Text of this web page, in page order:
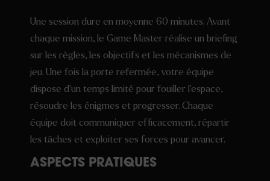
Une session dure en moyenne 60 minutes. Avant
chaque mission, le Game Master réalise un briefing
sur les règles, les objectifs et les mécanismes de
jeu. Une fois la porte refermée, votre équipe
dispose d’un temps limité pour fouiller l’espace,
résoudre les énigmes et progresser. Chaque
équipe doit communiquer efficacement, répartir
les tâches et exploiter ses forces pour avancer.
ASPECTS PRATIQUES